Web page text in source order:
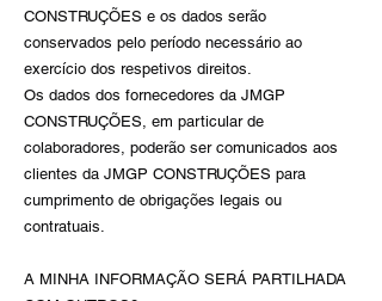
CONSTRUÇÕES e os dados serão
conservados pelo período necessário ao
exercício dos respetivos direitos.
Os dados dos fornecedores da JMGP
CONSTRUÇÕES, em particular de
colaboradores, poderão ser comunicados aos
clientes da JMGP CONSTRUÇÕES para
cumprimento de obrigações legais ou
contratuais.
A MINHA INFORMAÇÃO SERÁ PARTILHADA